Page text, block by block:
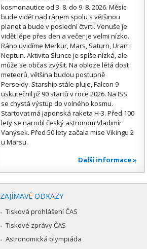
kosmonautice od 3. 8. do 9. 8. 2026. Měsíc
bude vidět nad ránem spolu s většinou
planet a bude v poslední čtvrti. Venuše je
vidět lépe přes den a večer je velmi nízko.
Ráno uvidíme Merkur, Mars, Saturn, Uran i
Neptun. Aktivita Slunce je spíše nízká, ale
může se občas zvýšit. Na obloze létá dost
meteorů, většina budou postupně
Perseidy. Starship stále pluje, Falcon 9
uskutečnil již 90 startů v roce 2026. Na ISS
se chystá výstup do volného kosmu.
Startovat má japonská raketa H-3. Před 100
lety se narodil český astronom Vladimír
Vanýsek. Před 50 lety začala mise Vikingu 2
u Marsu.
Další informace »
ZAJÍMAVÉ ODKAZY
Tisková prohlášení ČAS
Tiskové zprávy ČAS
Astronomická olympiáda